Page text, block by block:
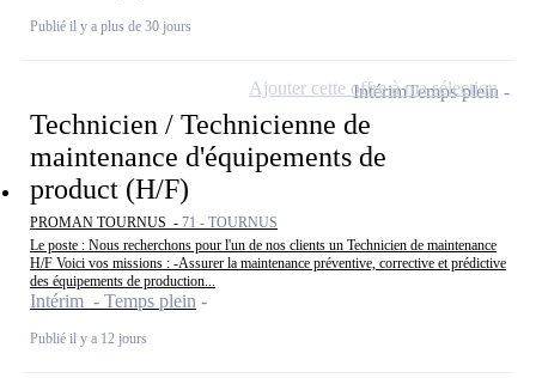
Publié il y a plus de 30 jours
Technicien / Technicienne de
maintenance d'équipements de
product (H/F)
PROMAN TOURNUS - 71 - TOURNUS
Le poste : Nous recherchons pour l'un de nos clients un Technicien de maintenance
H/F Voici vos missions : -Assurer la maintenance préventive, corrective et prédictive
des équipements de production...
Intérim - Temps plein
Publié il y a 12 jours
IntérimTemps plein
Ajouter cette offre à ma sélection